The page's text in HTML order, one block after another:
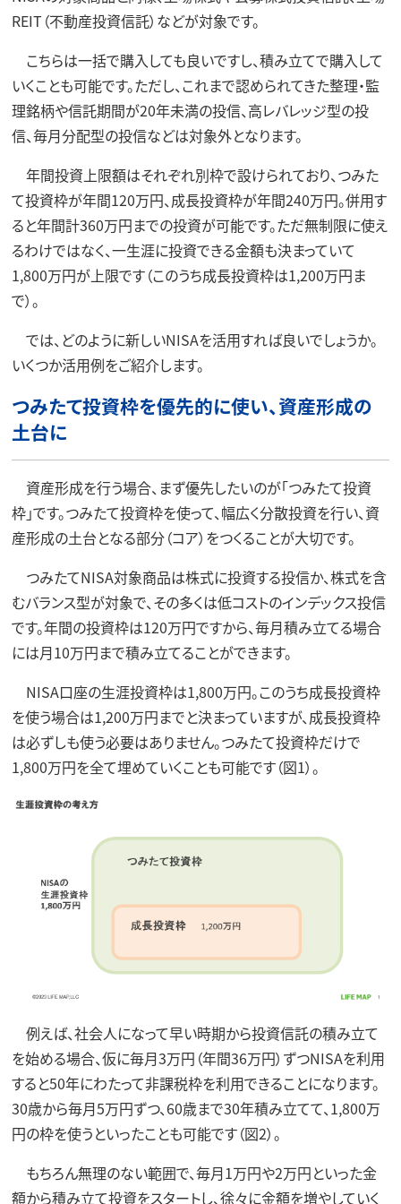
REIT（不動産投資信託）などが対象です。
こちらは一括で購入しても良いですし、積み立てで購入して
いくことも可能です。ただし、これまで認められてきた整理・監
理銘柄や信託期間が20年未満の投信、高レバレッジ型の投
信、毎月分配型の投信などは対象外となります。
年間投資上限額はそれぞれ別枠で設けられており、つみた
て投資枠が年間120万円、成長投資枠が年間240万円。併用す
ると年間計360万円までの投資が可能です。ただ無制限に使え
るわけではなく、一生涯に投資できる金額も決まっていて
1,800万円が上限です（このうち成長投資枠は1,200万円ま
で）。
では、どのように新しいNISAを活用すれば良いでしょうか。
いくつか活用例をご紹介します。
つみたて投資枠を優先的に使い、資産形成の
土台に
資産形成を行う場合、まず優先したいのが「つみたて投資
枠」です。つみたて投資枠を使って、幅広く分散投資を行い、資
産形成の土台となる部分（コア）をつくることが大切です。
つみたてNISA対象商品は株式に投資する投信か、株式を含
むバランス型が対象で、その多くは低コストのインデックス投信
です。年間の投資枠は120万円ですから、毎月積み立てる場合
には月10万円まで積み立てることができます。
NISA口座の生涯投資枠は1,800万円。このうち成長投資枠
を使う場合は1,200万円までと決まっていますが、成長投資枠
は必ずしも使う必要はありません。つみたて投資枠だけで
1,800万円を全て埋めていくことも可能です（図1）。
例えば、社会人になって早い時期から投資信託の積み立て
を始める場合、仮に毎月3万円（年間36万円）ずつNISAを利用
すると50年にわたって非課税枠を利用できることになります。
30歳から毎月5万円ずつ、60歳まで30年積み立てて、1,800万
円の枠を使うといったことも可能です（図2）。
もちろん無理のない範囲で、毎月1万円や2万円といった金
額から積み立て投資をスタートし、徐々に金額を増やしていく